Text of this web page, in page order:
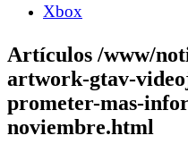
Xbox
Artículos /www/
artwork-gtav-
prometer-mas-
noviembre.html